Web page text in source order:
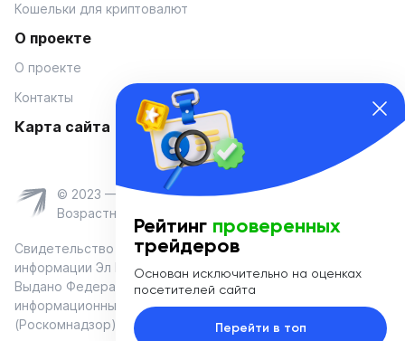
Кошельки для криптовалют
О проекте
О проекте
Контакты
Карта сайта
© 2023 — Coinmania
Возрастное ограничение 16+
Свидетельство о регистрации средства массовой
информации Эл № ФС 77-74908 от «25» января 2019 г.
Выдано Федеральной службой по надзору в сфере связи,
информационных технологий и массовых коммуникаций
(Роскомнадзор)
Рейтинг проверенных
трейдеров
Основан исключительно на оценках
посетителей сайта
Перейти в топ